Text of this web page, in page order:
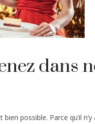
dans
possible. Parce qu’il